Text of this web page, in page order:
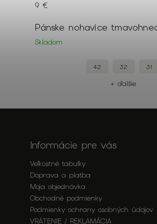
Pánske nohavice
Skladom
9 €
42 32 31
+ ďalšie
Informácie pre vás
Veľkostné tabuľky
Doprava a platba
Moja objednávka
Obchodné podmienky
Podmienky ochrany osobných údajov
VRÁTENIE / REKLAMÁCIA